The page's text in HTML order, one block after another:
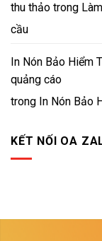
thu thảo trong
cầu
In Nón Bảo Hiểm
quảng cáo
trong In Nón Bảo
KẾT NỐI OA